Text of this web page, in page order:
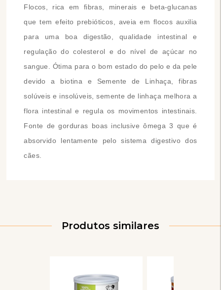
Flocos, rica em fibras, minerais e beta-glucanas
que tem efeito prebióticos, aveia em flocos auxilia
para uma boa digestão, qualidade intestinal e
regulação do colesterol e do nível de açúcar no
sangue. Ótima para o bom estado do pelo e da pele
devido a biotina e Semente de Linhaça, fibras
solúveis e insolúveis, semente de linhaça melhora a
flora intestinal e regula os movimentos intestinais.
Fonte de gorduras boas inclusive ômega 3 que é
absorvido lentamente pelo sistema digestivo dos
cães.
Produtos similares